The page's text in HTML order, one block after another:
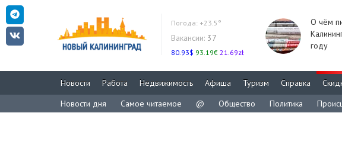
Погода: +23.5°
Вакансии: 37
80.93$ 93.19€ 21.69zł
О чём
году
Новости Работа Недвижимость Афиша Туризм Справка
Новости дня
Самое читаемое @ Общество Политика